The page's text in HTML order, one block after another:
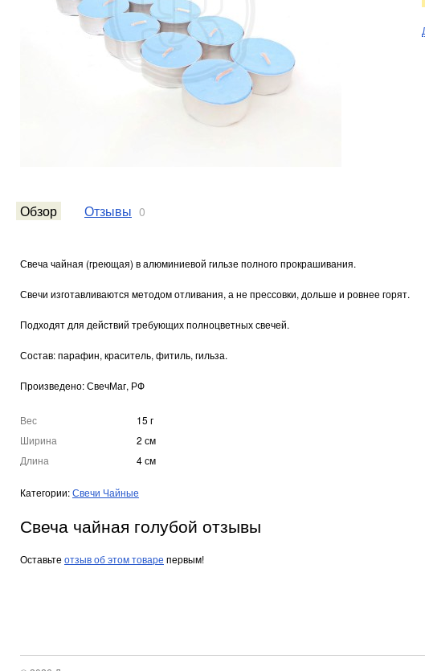
Обзор Отзывы 0
Свеча чайная (греющая) в алюминиевой гильзе полного прокрашивания.
Свечи изготавливаются методом отливания, а не прессовки, дольше и ровнее горят.
Подходят для действий требующих полноцветных свечей.
Состав: парафин, краситель, фитиль, гильза.
Произведено: СвечМаг, РФ
Вес
15 г
Ширина
2 см
Длина
4 см
Категории:Свечи Чайные
Свеча чайная голубой отзывы
Оставьте отзыв об этом товаре первым!